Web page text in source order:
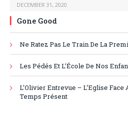
DECEMBER 31, 2020
Gone Good
Ne Ratez Pas Le Train De La
Les Pédés Et L’École De Nos
L’Olivier Entrevue – L’Eglise
Temps Présent